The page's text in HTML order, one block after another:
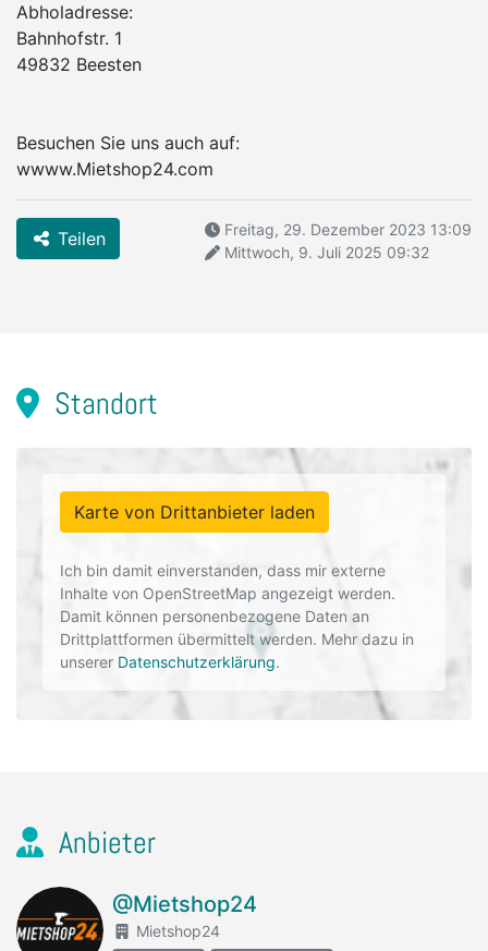
Abholadresse:
Bahnhofstr. 1
49832 Beesten
Besuchen Sie uns auch auf:
wwww.Mietshop24.com
Teilen
Freitag, 29. Dezember 2023 13:09
Mittwoch, 9. Juli 2025 09:32
Standort
Karte von Drittanbieter laden
Ich bin damit einverstanden, dass mir externe
Inhalte von OpenStreetMap angezeigt werden.
Damit können personenbezogene Daten an
Drittplattformen übermittelt werden. Mehr dazu in
unserer Datenschutzerklärung.
Anbieter
@Mietshop24
Mietshop24